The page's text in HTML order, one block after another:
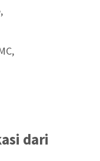
dari